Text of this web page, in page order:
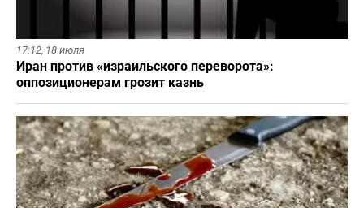
17:12, 18 июля
Иран против «израильского переворота»:
оппозиционерам грозит казнь